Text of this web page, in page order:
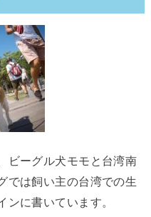
ビーグル犬モモと台湾南
では飼い主の台湾での生
ンに書いています。